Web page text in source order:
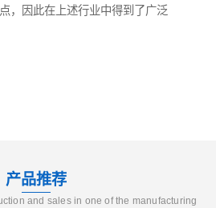
，因此在上述行业中得到了广泛
产品推荐
and sales in one of the manufacturing